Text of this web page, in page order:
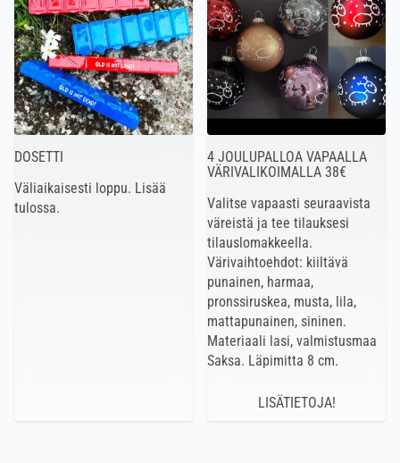
DOSETTI
Väliaikaisesti loppu. Lisää
tulossa.
4 JOULUPALLOA VAPAALLA
VÄRIVALIKOIMALLA 38€
Valitse vapaasti seuraavista
väreistä ja tee tilauksesi
tilauslomakkeella.
Värivaihtoehdot: kiiltävä
punainen, harmaa,
pronssiruskea, musta, lila,
mattapunainen, sininen.
Materiaali lasi, valmistusmaa
Saksa. Läpimitta 8 cm.
LISÄTIETOJA!